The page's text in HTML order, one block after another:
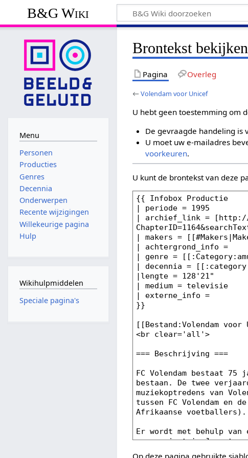
B&G Wiki
Brontekst
Pagina Overleg
←Volendam voor Unicef
U hebt geen toestemming om
De gevraagde handeling is
U moet uw e-mailadres
voorkeuren.
U kunt de brontekst van deze
Op deze pagina gebruikte
Menu
Personen
Producties
Genres
Decennia
Onderwerpen
Recente wijzigingen
Willekeurige pagina
Hulp
Wikihulpmiddelen
Speciale pagina's